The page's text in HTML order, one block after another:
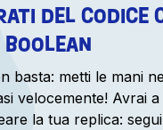
DEL CODICE
basta: metti le mani
velocemente! Avrai a
la tua replica: